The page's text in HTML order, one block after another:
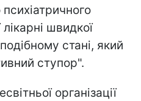
психіатричного
лікарні швидкої
стані, який
ступор".
організації